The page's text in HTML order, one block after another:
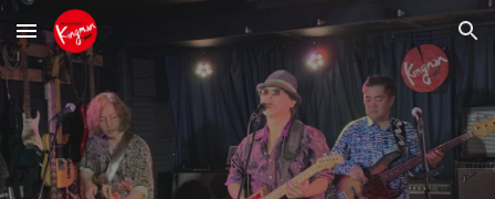
Skip to main content Skip to navigation